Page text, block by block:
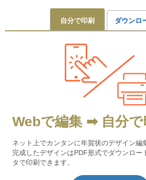
自分で印刷 ダウンロ
Webで編集 ➡ 自分で
ネット上でカンタンに年賀状のデザイン編
完成したデザインはPDF形式でダウンロー
タで印刷できます。